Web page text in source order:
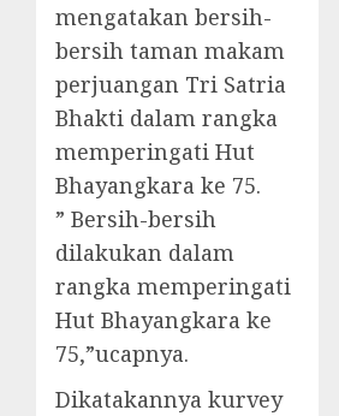
mengatakan bersih-
bersih taman makam
perjuangan Tri Satria
Bhakti dalam rangka
memperingati Hut
Bhayangkara ke 75.
” Bersih-bersih
dilakukan dalam
rangka memperingati
Hut Bhayangkara ke
75,”ucapnya.
Dikatakannya kurvey